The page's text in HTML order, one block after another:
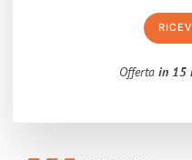
Offerta in 15